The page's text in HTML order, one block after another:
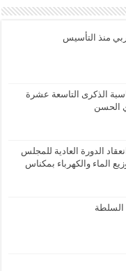
منذ التأسيس
الذكرى التاسعة عشرة
الحسن
الدورة العادية للمجلس
الماء والكهرباء بمكناس